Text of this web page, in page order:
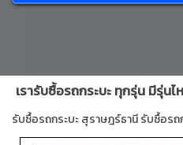
เรารับซื้อรถกระบะ ทุกรุ่น มีรุ่นไ
รับซื้อรถกระบะ สุราษฎร์ธานี รับซื้อร